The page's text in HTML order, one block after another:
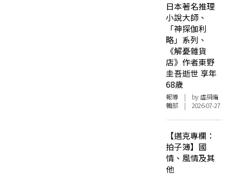
日本著名推理
小說大師、
「神探伽利
略」系列、
《解憂雜貨
店》作者東野
圭吾逝世 享年
68歲
報導 | by 虛詞編
輯部 | 2026-07-27
【邁克專欄：
拍子簿】國
情、風情及其
他